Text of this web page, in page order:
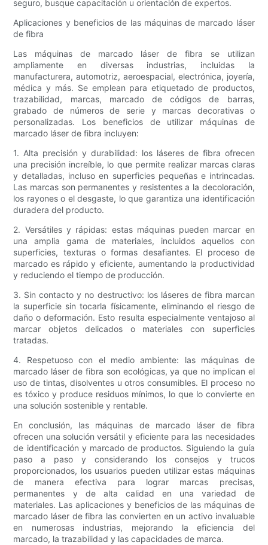
seguro, busque capacitación u orientación de expertos.
Aplicaciones y beneficios de las máquinas de marcado láser
de fibra
Las máquinas de marcado láser de fibra se utilizan
ampliamente en diversas industrias, incluidas la
manufacturera, automotriz, aeroespacial, electrónica, joyería,
médica y más. Se emplean para etiquetado de productos,
trazabilidad, marcas, marcado de códigos de barras,
grabado de números de serie y marcas decorativas o
personalizadas. Los beneficios de utilizar máquinas de
marcado láser de fibra incluyen:
1. Alta precisión y durabilidad: los láseres de fibra ofrecen
una precisión increíble, lo que permite realizar marcas claras
y detalladas, incluso en superficies pequeñas e intrincadas.
Las marcas son permanentes y resistentes a la decoloración,
los rayones o el desgaste, lo que garantiza una identificación
duradera del producto.
2. Versátiles y rápidas: estas máquinas pueden marcar en
una amplia gama de materiales, incluidos aquellos con
superficies, texturas o formas desafiantes. El proceso de
marcado es rápido y eficiente, aumentando la productividad
y reduciendo el tiempo de producción.
3. Sin contacto y no destructivo: los láseres de fibra marcan
la superficie sin tocarla físicamente, eliminando el riesgo de
daño o deformación. Esto resulta especialmente ventajoso al
marcar objetos delicados o materiales con superficies
tratadas.
4. Respetuoso con el medio ambiente: las máquinas de
marcado láser de fibra son ecológicas, ya que no implican el
uso de tintas, disolventes u otros consumibles. El proceso no
es tóxico y produce residuos mínimos, lo que lo convierte en
una solución sostenible y rentable.
En conclusión, las máquinas de marcado láser de fibra
ofrecen una solución versátil y eficiente para las necesidades
de identificación y marcado de productos. Siguiendo la guía
paso a paso y considerando los consejos y trucos
proporcionados, los usuarios pueden utilizar estas máquinas
de manera efectiva para lograr marcas precisas,
permanentes y de alta calidad en una variedad de
materiales. Las aplicaciones y beneficios de las máquinas de
marcado láser de fibra las convierten en un activo invaluable
en numerosas industrias, mejorando la eficiencia del
marcado, la trazabilidad y las capacidades de marca.